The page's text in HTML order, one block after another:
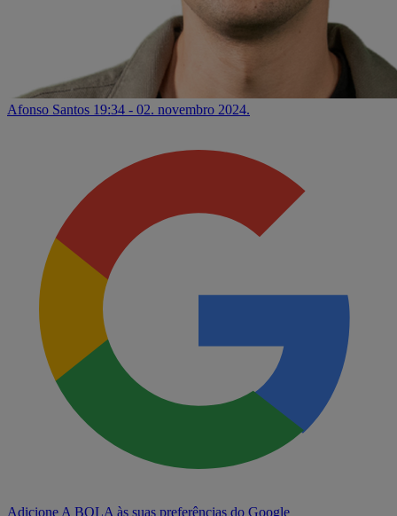
Afonso Santos 19:34 - 02. novembro 2024.
Adicione A BOLA às suas preferências do Google